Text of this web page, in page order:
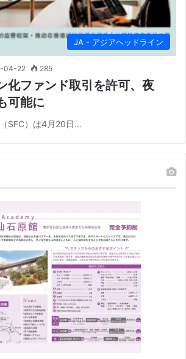
JA - アジアヘッドライン
04-22 285
化ファンド取引を許可、夜
可能に
SFC）は4月20日…